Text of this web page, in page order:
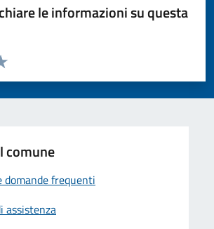
le informazioni su questa
pagina
5 stelle su 5
4 stelle su 5
su 5
su 5
5
comune
domande frequenti
assistenza